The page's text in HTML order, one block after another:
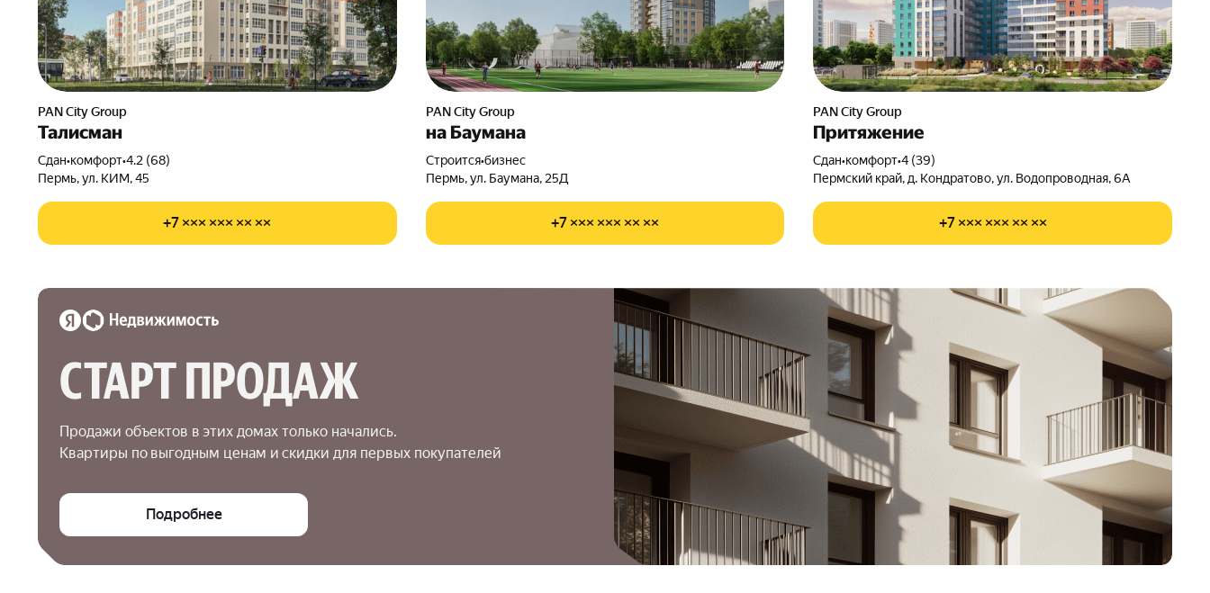
PAN City Group
Талисман
Сдан•комфорт•4.2 (68)
Пермь, ул. КИМ, 45
+7 ××× ××× ×× ××
PAN City Group
на Баумана
Строится•бизнес
Пермь, ул. Баумана, 25Д
+7 ××× ××× ×× ××
PAN City Group
Притяжение
Сдан•комфорт•4 (39)
Пермский край, д. Кондратово, ул. Водопроводная, 6А
+7 ××× ××× ×× ××
СТАРТ ПРОДАЖ
Продажи объектов в этих домах только начались.
Квартиры по выгодным ценам и скидки для первых покупателей
Подробнее